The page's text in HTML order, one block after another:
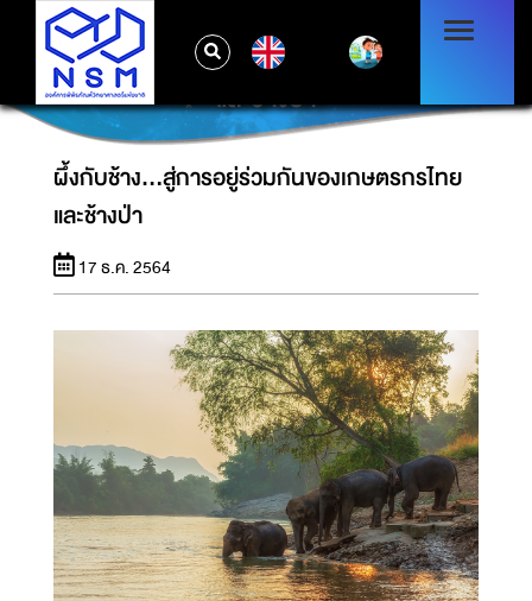
ผึ้งกับช้าง...สู่การอยู่ร่วมกันของเกษตรกรไทย
และช้างป่า
ผึ้งกับช้าง...สู่การอยู่ร่วมกันของเกษตรกรไทย
และช้างป่า
17 ธ.ค. 2564